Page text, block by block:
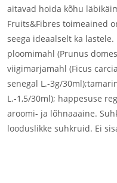
aitavad hoida kõhu
Fruits&Fibres toimeained
seega ideaalselt ka
ploomimahl (Prunus
viigimarjamahl (Ficus
senegal L.-3g/
L.-1,5/30ml); happesuse
aroomi- ja lõhnaaaine.
looduslikke suhkruid. Ei